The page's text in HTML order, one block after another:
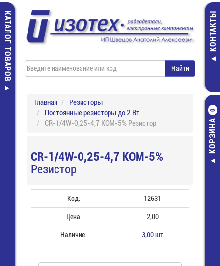
КАТАЛОГ ТОВАРОВ КОНТАКТЫ
КОРЗИНА
0
Главная
Резисторы
Постоянные резисторы до 2 Вт
CR-1/4W-0,25-4,7 КОМ-5% Резистор
CR-1/4W-0,25-4,7 КОМ-5%
Резистор
Код: 12631
Цена: 2,00
Наличие: 3,00 шт